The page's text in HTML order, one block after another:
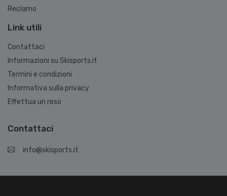
Reclamo
Link utili
Contattaci
Informazioni su Skisports.it
Termini e condizioni
Informativa sulla privacy
Effettua un reso
Contattaci
info@skisports.it